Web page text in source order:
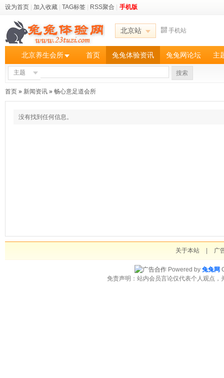
设为首页 加入收藏 TAG标签 RSS聚合 手机版
北京站 手机站
北京养生会所 首页 兔兔体验资讯 兔兔网论坛 主
主题 搜索
首页 » 新闻资讯 » 畅心意足道会所
没有找到任何信息。
关于本站 广
Powered by 兔兔网
免责声明：站内会员言论仅代表个人观点